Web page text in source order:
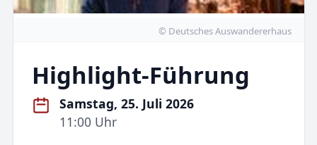
© Deutsches Auswandererhaus
Highlight-Führung
Samstag, 25. Juli 2026
11:00 Uhr